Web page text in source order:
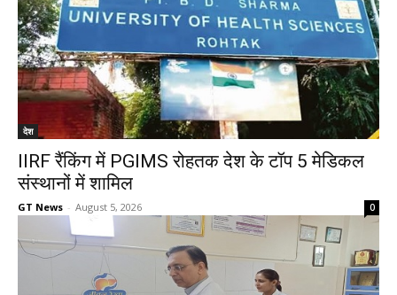
देश
IIRF रैंकिंग में PGIMS रोहतक देश के टॉप 5 मेडिकल
संस्थानों में शामिल
GT News - August 5, 2026 0